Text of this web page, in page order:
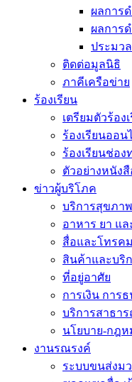
ผลการ
ผลการ
ประมว
ติดต่อมูลนิธิ
ภาคีเครือข่าย
ร้องเรียน
เตรียมตัวร้อง
ร้องเรียนออน
ร้องเรียนช่อง
ตัวอย่างหนัง
ข่าวผู้บริโภค
บริการสุขภาพ
อาหาร ยา แ
สื่อและโทรค
สินค้าและบริ
ที่อยู่อาศัย
การเงิน การ
บริการสาธา
นโยบาย-กฎห
งานรณรงค์
ระบบขนส่งม